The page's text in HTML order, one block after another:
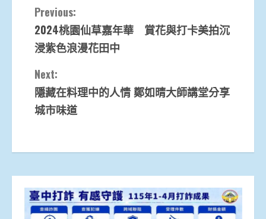
Continue
Reading
Previous:
2024桃園仙草嘉年華 賞花與打卡美拍沉
浸紫色浪漫花田中
Next:
隱藏在料理中的人情 鄭如晴大師講堂分享
城市味道